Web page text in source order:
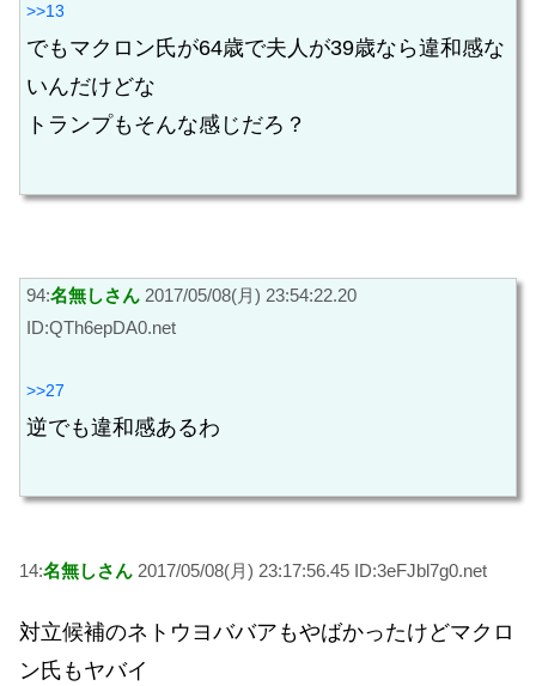
>>13
でもマクロン氏が64歳で夫人が39歳なら違和感な
いんだけどな
トランプもそんな感じだろ？
94:名無しさん 2017/05/08(月) 23:54:22.20
ID:QTh6epDA0.net
>>27
逆でも違和感あるわ
14:名無しさん 2017/05/08(月) 23:17:56.45 ID:3eFJbl7g0.net
対立候補のネトウヨババアもやばかったけどマクロ
ン氏もヤバイ